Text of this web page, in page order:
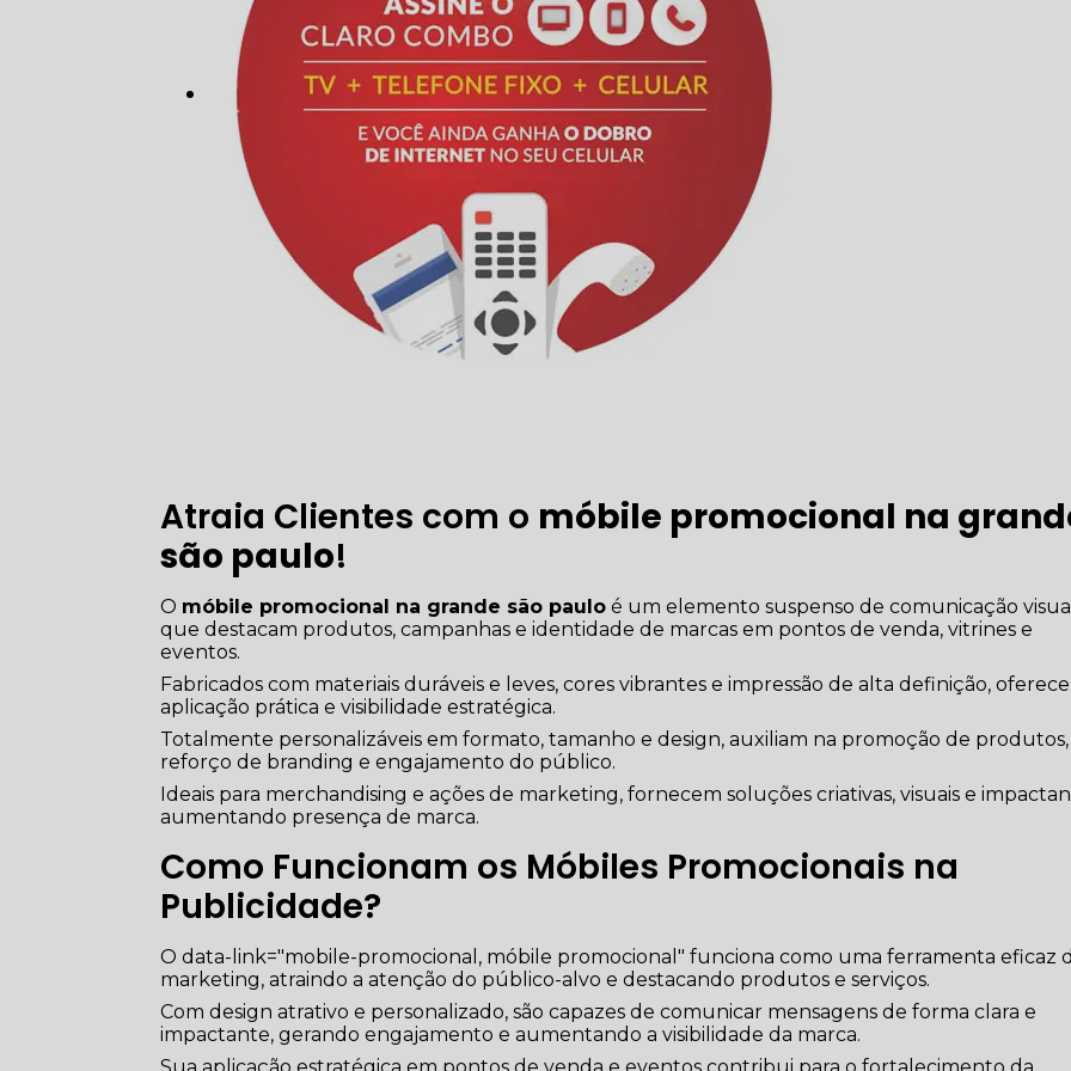
Atraia Clientes com o móbile promocional na
são paulo!
O móbile promocional na grande são paulo é um elemento suspenso de comunicação
que destacam produtos, campanhas e identidade de marcas em pontos de venda, vitrines e
eventos.
Fabricados com materiais duráveis e leves, cores vibrantes e impressão de alta definição,
aplicação prática e visibilidade estratégica.
Totalmente personalizáveis em formato, tamanho e design, auxiliam na promoção de produtos,
reforço de branding e engajamento do público.
Ideais para merchandising e ações de marketing, fornecem soluções criativas, visuais e
aumentando presença de marca.
Como Funcionam os Móbiles Promocionais na
Publicidade?
O data-link="mobile-promocional, móbile promocional" funciona como uma ferramenta eficaz
marketing, atraindo a atenção do público-alvo e destacando produtos e serviços.
Com design atrativo e personalizado, são capazes de comunicar mensagens de forma clara e
impactante, gerando engajamento e aumentando a visibilidade da marca.